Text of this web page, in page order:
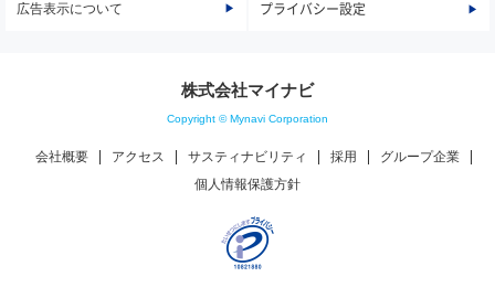
広告表示について プライバシー設定
株式会社マイナビ
Copyright © Mynavi Corporation
会社概要 アクセス サスティナビリティ 採用
グループ企業
個人情報保護方針